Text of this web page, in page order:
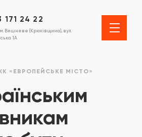
171 24 22
м. Вишневе (Крюківщина), вул.
1А
«ЕВРОПЕЙСЬКЕ МІСТО»